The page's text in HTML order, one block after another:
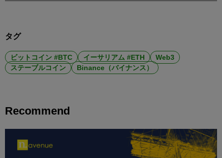
タグ
ビットコイン #BTC イーサリアム #ETH
Web3
ステーブルコイン
Binance（バイナンス）
Recommend